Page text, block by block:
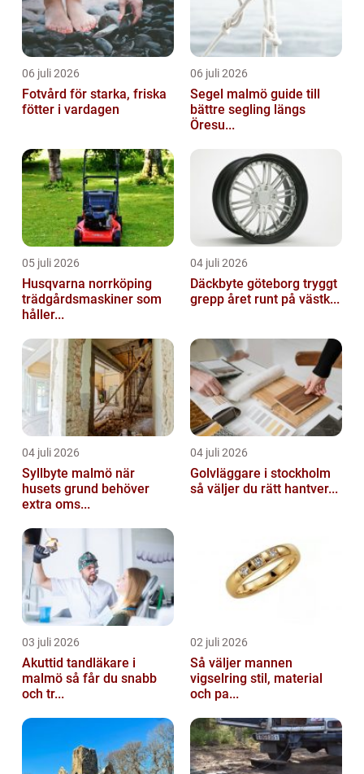
06 juli 2026
Fotvård för starka, friska
fötter i vardagen
06 juli 2026
Segel malmö guide till
bättre segling längs
Öresu...
05 juli 2026
Husqvarna norrköping
trädgårdsmaskiner som
håller...
04 juli 2026
Däckbyte göteborg tryggt
grepp året runt på västk...
04 juli 2026
Syllbyte malmö när
husets grund behöver
extra oms...
04 juli 2026
Golvläggare i stockholm
så väljer du rätt hantver...
03 juli 2026
Akuttid tandläkare i
malmö så får du snabb
och tr...
02 juli 2026
Så väljer mannen
vigselring stil, material
och pa...